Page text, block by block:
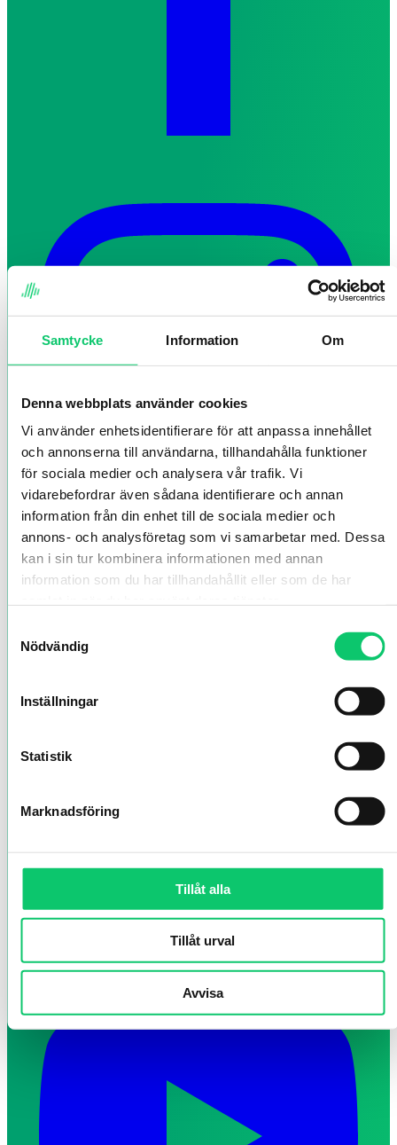
Samtycke Information Om
Denna webbplats använder cookies
Vi använder enhetsidentifierare för att anpassa innehållet
och annonserna till användarna, tillhandahålla funktioner
för sociala medier och analysera vår trafik. Vi
vidarebefordrar även sådana identifierare och annan
information från din enhet till de sociala medier och
annons- och analysföretag som vi samarbetar med. Dessa
kan i sin tur kombinera informationen med annan
information som du har tillhandahållit eller som de har
Nödvändig
Inställningar
Statistik
Marknadsföring
Tillåt alla
Tillåt urval
Avvisa